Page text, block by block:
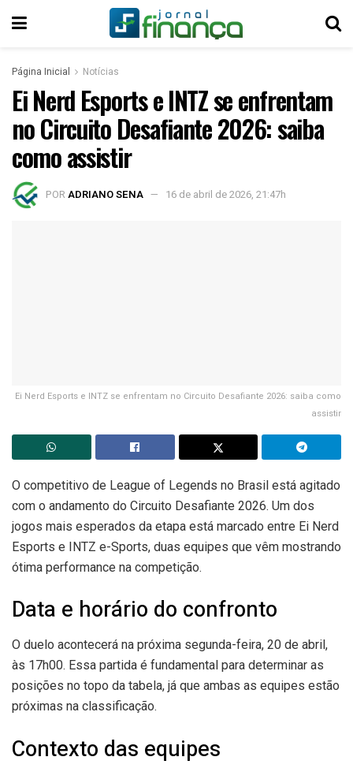
Página Inicial Notícias
Ei Nerd Esports e INTZ se enfrentam
no Circuito Desafiante 2026: saiba
como assistir
POR ADRIANO SENA 16 de abril de 2026, 21:47h
Ei Nerd Esports e INTZ se enfrentam no Circuito Desafiante 2026: saiba como
assistir
O competitivo de League of Legends no Brasil está agitado
com o andamento do Circuito Desafiante 2026. Um dos
jogos mais esperados da etapa está marcado entre Ei Nerd
Esports e INTZ e-Sports, duas equipes que vêm mostrando
ótima performance na competição.
Data e horário do confronto
O duelo acontecerá na próxima segunda-feira, 20 de abril,
às 17h00. Essa partida é fundamental para determinar as
posições no topo da tabela, já que ambas as equipes estão
próximas na classificação.
Contexto das equipes